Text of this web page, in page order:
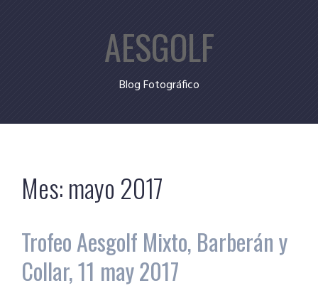
AESGOLF
Blog Fotográfico
Mes:mayo 2017
Trofeo Aesgolf Mixto, Barberán y
Collar, 11 may 2017